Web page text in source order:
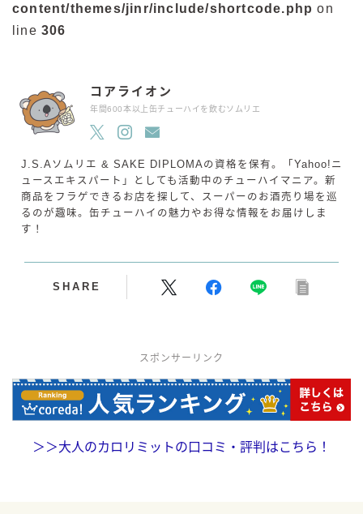
content/themes/jinr/include/shortcode.php on
line 306
コアライオン
年間600本以上缶チューハイを飲むソムリエ
J.S.Aソムリエ & SAKE DIPLOMAの資格を保有。「Yahoo!ニ
ュースエキスパート」としても活動中のチューハイマニア。新
商品をフラゲできるお店を探して、スーパーのお酒売り場を巡
るのが趣味。缶チューハイの魅力やお得な情報をお届けしま
す！
SHARE
スポンサーリンク
＞＞大人のカロリミットの口コミ・評判はこちら！